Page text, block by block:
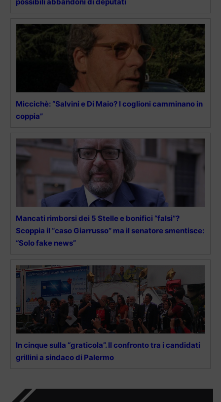
Miccichè: “Salvini e Di Maio? I coglioni camminano in
coppia”
Mancati rimborsi dei 5 Stelle e bonifici “falsi”?
Scoppia il “caso Giarrusso” ma il senatore smentisce:
“Solo fake news”
In cinque sulla “graticola”. Il confronto tra i candidati
grillini a sindaco di Palermo